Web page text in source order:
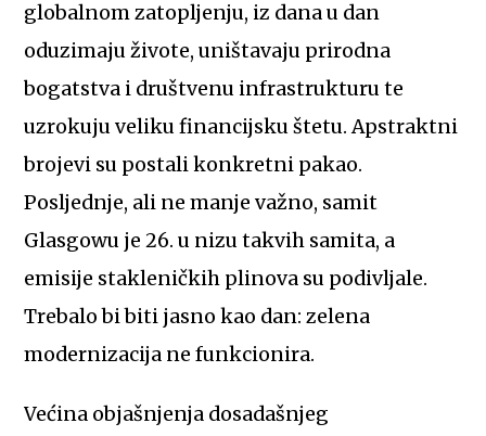
globalnom zatopljenju, iz dana u dan
oduzimaju živote, uništavaju prirodna
bogatstva i društvenu infrastrukturu te
uzrokuju veliku financijsku štetu. Apstraktni
brojevi su postali konkretni pakao.
Posljednje, ali ne manje važno, samit
Glasgowu je 26. u nizu takvih samita, a
emisije stakleničkih plinova su podivljale.
Trebalo bi biti jasno kao dan: zelena
modernizacija ne funkcionira.
Većina objašnjenja dosadašnjeg